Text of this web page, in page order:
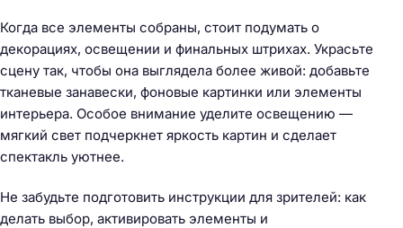
Когда все элементы собраны, стоит подумать о
декорациях, освещении и финальных штрихах. Украсьте
сцену так, чтобы она выглядела более живой: добавьте
тканевые занавески, фоновые картинки или элементы
интерьера. Особое внимание уделите освещению —
мягкий свет подчеркнет яркость картин и сделает
спектакль уютнее.
Не забудьте подготовить инструкции для зрителей: как
делать выбор, активировать элементы и